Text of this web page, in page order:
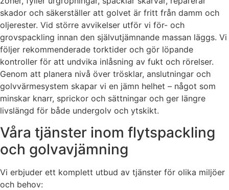
skador och säkerställer att golvet är fritt från damm och
oljerester. Vid större avvikelser utför vi för- och
grovspackling innan den självutjämnande massan läggs. Vi
följer rekommenderade torktider och gör löpande
kontroller för att undvika inlåsning av fukt och rörelser.
Genom att planera nivå över trösklar, anslutningar och
golvvärmesystem skapar vi en jämn helhet – något som
minskar knarr, sprickor och sättningar och ger längre
livslängd för både undergolv och ytskikt.
Våra tjänster inom flytspackling
och golvavjämning
Vi erbjuder ett komplett utbud av tjänster för olika miljöer
och behov: